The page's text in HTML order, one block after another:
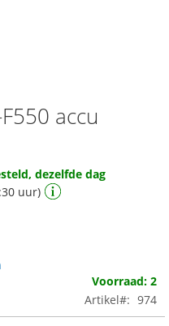
accu
dezelfde dag
uur)
Voorraad: 2
Artikel
974